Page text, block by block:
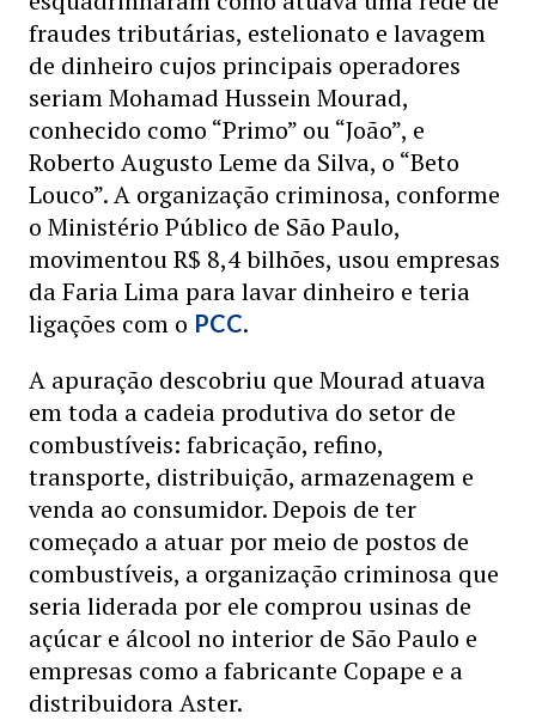
fraudes tributárias, estelionato e lavagem
de dinheiro cujos principais operadores
seriam Mohamad Hussein Mourad,
conhecido como “Primo” ou “João”, e
Roberto Augusto Leme da Silva, o “Beto
Louco”. A organização criminosa, conforme
o Ministério Público de São Paulo,
movimentou R$ 8,4 bilhões, usou empresas
da Faria Lima para lavar dinheiro e teria
ligações com o PCC.
A apuração descobriu que Mourad atuava
em toda a cadeia produtiva do setor de
combustíveis: fabricação, refino,
transporte, distribuição, armazenagem e
venda ao consumidor. Depois de ter
começado a atuar por meio de postos de
combustíveis, a organização criminosa que
seria liderada por ele comprou usinas de
açúcar e álcool no interior de São Paulo e
empresas como a fabricante Copape e a
distribuidora Aster.